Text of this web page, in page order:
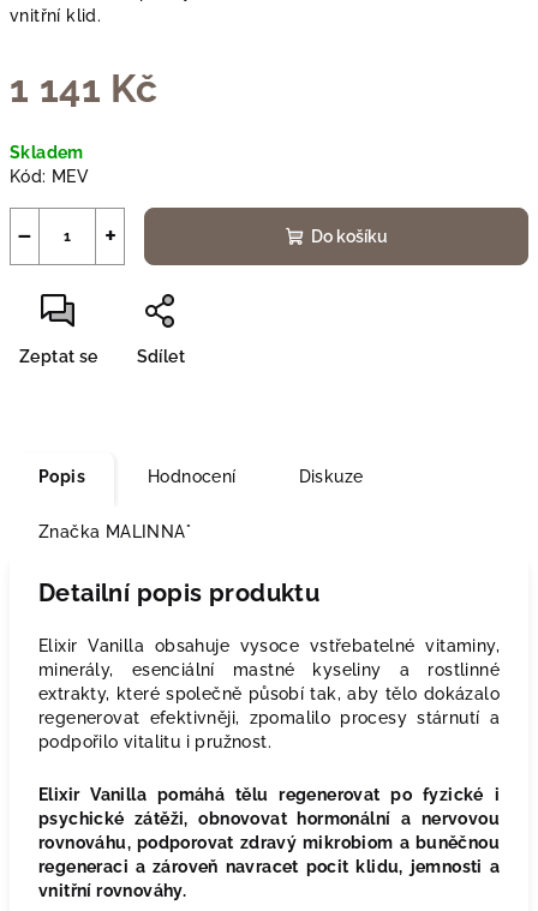
vnitřní klid.
1 141 Kč
cena:
Skladem
Kód: MEV
+
− Do košíku
Zeptat se Sdílet
Popis Hodnocení Diskuze
Značka MALINNA°
Detailní popis produktu
Elixir Vanilla obsahuje vysoce vstřebatelné vitaminy,
minerály, esenciální mastné kyseliny a rostlinné
extrakty, které společně působí tak, aby tělo dokázalo
regenerovat efektivněji, zpomalilo procesy stárnutí a
podpořilo vitalitu i pružnost.
Elixir Vanilla pomáhá tělu regenerovat po fyzické i
psychické zátěži, obnovovat hormonální a nervovou
rovnováhu, podporovat zdravý mikrobiom a buněčnou
regeneraci a zároveň navracet pocit klidu, jemnosti a
vnitřní rovnováhy.